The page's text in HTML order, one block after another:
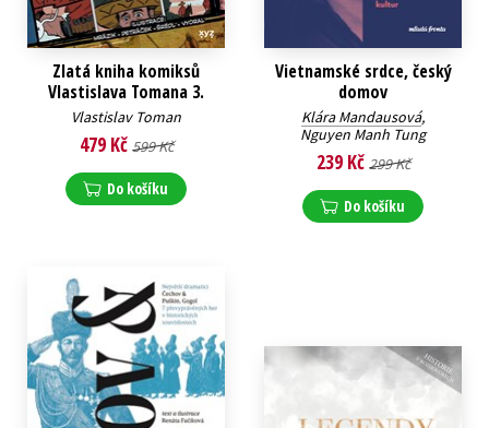
Zlatá kniha komiksů
Vlastislava Tomana 3.
Vlastislav Toman
479 Kč 599 Kč
Do košíku
Vietnamské srdce, český
domov
Klára Mandausová,
Nguyen Manh Tung
239 Kč 299 Kč
Do košíku